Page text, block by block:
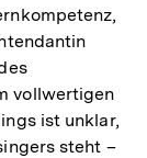
vollwertigen
ist unklar,
steht –